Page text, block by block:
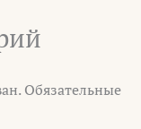
Обязательные